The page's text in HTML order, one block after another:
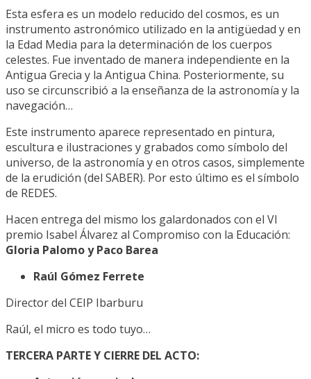
Esta esfera es un modelo reducido del cosmos, es un
instrumento astronómico utilizado en la antigüedad y en
la Edad Media para la determinación de los cuerpos
celestes. Fue inventado de manera independiente en la
Antigua Grecia y la Antigua China. Posteriormente, su
uso se circunscribió a la enseñanza de la astronomía y la
navegación…
Este instrumento aparece representado en pintura,
escultura e ilustraciones y grabados como símbolo del
universo, de la astronomía y en otros casos, simplemente
de la erudición (del SABER). Por esto último es el símbolo
de REDES.
Hacen entrega del mismo los galardonados con el VI
premio Isabel Álvarez al Compromiso con la Educación:
Gloria Palomo y Paco Barea
Raúl Gómez Ferrete
Director del CEIP Ibarburu
Raúl, el micro es todo tuyo…
TERCERA PARTE Y CIERRE DEL ACTO: